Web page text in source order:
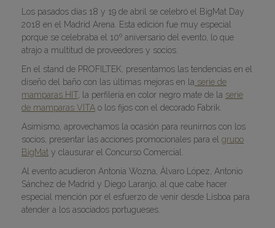
Los pasados días 18 y 19 de abril se celebró el BigMat Day
2018 en el Madrid Arena. Esta edición fue muy especial
porque se celebraba el 10º aniversario del evento, lo que
atrajo a multitud de proveedores y socios.
En el stand de PROFILTEK, presentamos las tendencias en el
diseño del baño con las últimas mejoras en la serie de
mamparas HIT, la perfilería en color negro mate de la serie
de mamparas VITA o los fijos con el decorado Fabrik.
Asimismo, aprovechamos la ocasión para reunirnos con los
socios, presentar las acciones promocionales para el grupo
BigMat y clausurar el Concurso Comercial.
Al evento acudieron Antonia Wozna, Álvaro López, Antonio
Sánchez de Madrid y Diego Laranjo, al que cabe hacer
especial mención por el esfuerzo de venir desde Lisboa para
atender a los asociados portugueses.